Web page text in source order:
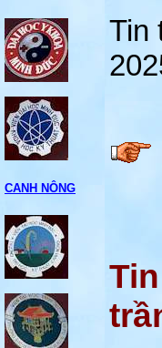
CANH NÔNG
Tin